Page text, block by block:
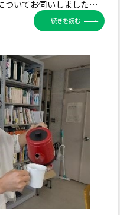
ついてお伺いしました…
続きを読む